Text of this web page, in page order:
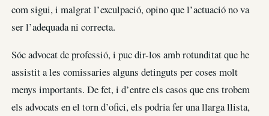
com sigui, i malgrat l’exculpació, opino que l’actuació no va
ser l’adequada ni correcta.
Sóc advocat de professió, i puc dir-los amb rotunditat que he
assistit a les comissaries alguns detinguts per coses molt
menys importants. De fet, i d’entre els casos que ens trobem
els advocats en el torn d’ofici, els podria fer una llarga llista,